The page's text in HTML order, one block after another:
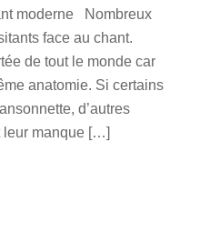
moderne Nombreux
face au chant.
de tout le monde car
anatomie. Si certains
d’autres
leur manque […]